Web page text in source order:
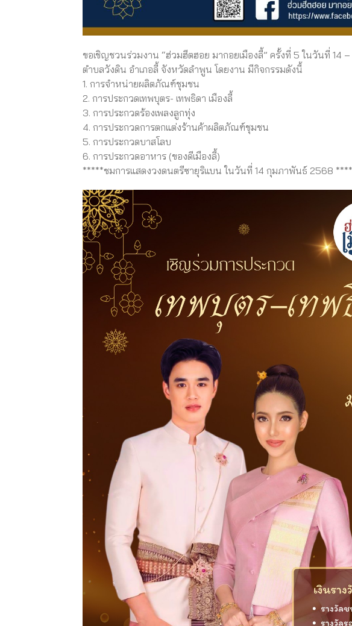
ขอเชิญชวนร่วมงาน “ฮ่วมฮีตฮอย มากอยเมืองลี้” ครั้งที่ 5 ในวันที่ 14
ตำบลวังดิน อำเภอลี้ จังหวัดลำพูน โดยงาน มีกิจกรรมดังนี้
1. การจำหน่ายผลิตภัณฑ์ชุมชน
2. การประกวดเทพบุตร- เทพธิดา เมืองลี้
3. การประกวดร้องเพลงลูกทุ่ง
4. การประกวดการตกแต่งร้านค้าผลิตภัณฑ์ชุมชน
5. การประกวดบาสโลบ
6. การประกวดอาหาร (ของดีเมืองลี้)
*****ชมการแสดงวงดนตรีซายุริแบน ในวันที่ 14 กุมภาพันธ์ 2568